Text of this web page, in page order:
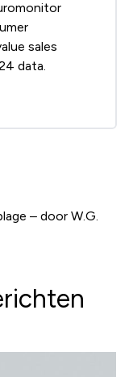
sales
data.
– door W.G.